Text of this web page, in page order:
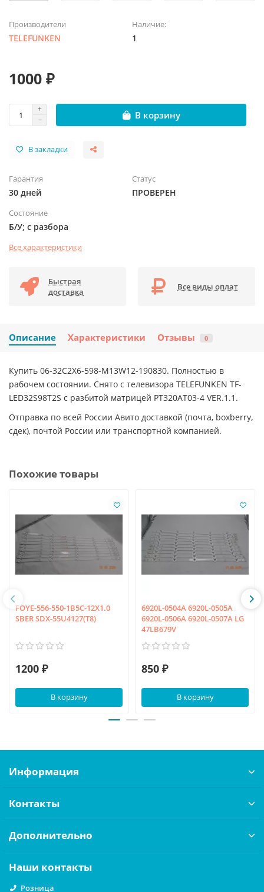
Производители
TELEFUNKEN
Наличие:
1
1000 ₽
В корзину
В закладки
Гарантия
30 дней
Статус
ПРОВЕРЕН
Состояние
Б/У; с разбора
Все характеристики
Быстрая
доставка
Все виды оплат
Описание Характеристики Отзывы 0
Купить 06-32C2X6-598-M13W12-190830. Полностью в
рабочем состоянии. Снято с телевизора TELEFUNKEN TF-
LED32S98T2S с разбитой матрицей PT320AT03-4 VER.1.1.
Отправка по всей России Авито доставкой (почта, boxberry,
сдек), почтой России или транспортной компанией.
Похожие товары
FOYE-556-550-1B5C-12X1.0
SBER SDX-55U4127(T8)
1200 ₽
В корзину
6920L-0504A 6920L-0505A
6920L-0506A 6920L-0507A LG
47LB679V
850 ₽
В корзину
Информация
Контакты
Дополнительно
Наши контакты
Розница